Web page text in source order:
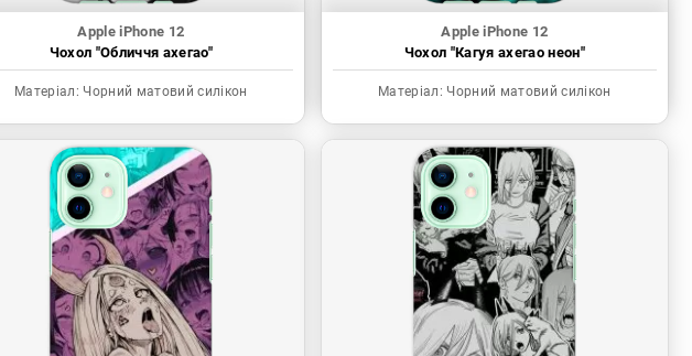
Apple iPhone 12
Чохол "Обличчя ахегао"
Матеріал: Чорний матовий силікон
Apple iPhone 12
Чохол "Кагуя ахегао неон"
Матеріал: Чорний матовий силікон